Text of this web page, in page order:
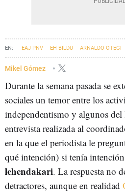
EAJ-PNV EH BILDU ARNALDO OTEGI
Mikel Gómez
Durante la semana pasada se
sociales un temor entre los
independentismo y algunos
entrevista realizada al
en la que el periodista le
qué intención) si tenía
lehendakari. La respuesta no
detractores, aunque en realidad